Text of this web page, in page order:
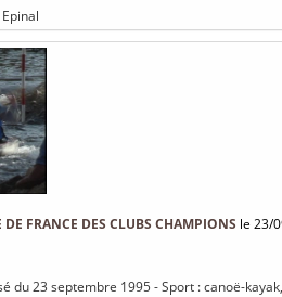
FRANCE DES CLUBS CHAMPIONS le 23/
du 23 septembre 1995 - Sport : canoë-